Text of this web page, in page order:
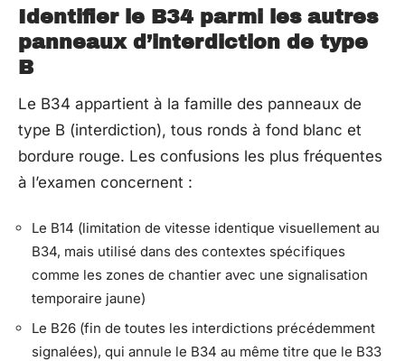
Identifier le B34 parmi les autres
panneaux d’interdiction de type
B
Le B34 appartient à la famille des panneaux de
type B (interdiction), tous ronds à fond blanc et
bordure rouge. Les confusions les plus fréquentes
à l’examen concernent :
Le B14 (limitation de vitesse identique visuellement au
B34, mais utilisé dans des contextes spécifiques
comme les zones de chantier avec une signalisation
temporaire jaune)
Le B26 (fin de toutes les interdictions précédemment
signalées), qui annule le B34 au même titre que le B33